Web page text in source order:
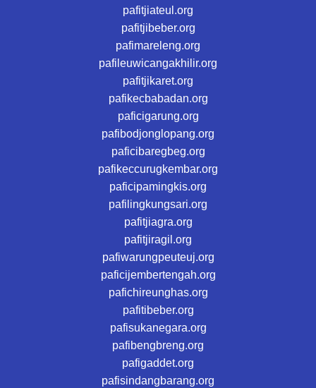
pafitjiateul.org
pafitjibeber.org
pafimareleng.org
pafileuwicangakhilir.org
pafitjikaret.org
pafikecbabadan.org
paficigarung.org
pafibodjonglopang.org
paficibaregbeg.org
pafikeccurugkembar.org
paficipamingkis.org
pafilingkungsari.org
pafitjiagra.org
pafitjiragil.org
pafiwarungpeuteuj.org
paficijembertengah.org
pafichireunghas.org
pafitibeber.org
pafisukanegara.org
pafibengbreng.org
pafigaddet.org
pafisindangbarang.org